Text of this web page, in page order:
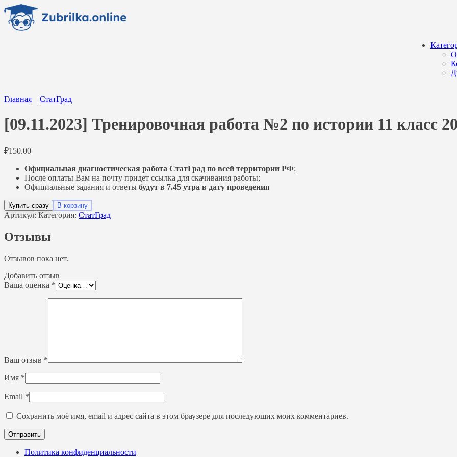
Перейти
содержанию
Главная СтатГрад
[09.11.2023] Тренировочная работа №2 по истории 11 класс
₽150.00
Официальная диагностическая работа СтатГрад по всей территории РФ;
После оплаты Вам на почту придет ссылка для скачивания работы;
Официальные задания и ответы будут в 7.45 утра в дату проведения
Купить сразу В корзину
Артикул: Категория: СтатГрад
Отзывы
Отзывов пока нет.
Добавить отзыв
Ваша оценка *
Ваш отзыв *
Имя *
Email *
Сохранить моё имя, email и адрес сайта в этом браузере для последующих моих комментариев.
Политика конфиденциальности